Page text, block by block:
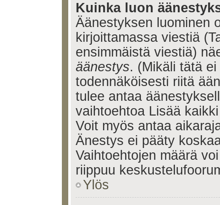
Kuinka luon
Äänestyksen luominen
kirjoittamassa viestiä
ensimmäistä viestiä)
äänestys. (Mikäli tätä
todennäköisesti riitä
tulee antaa
vaihtoehtoa Lisää
Voit myös antaa
Änestys ei pääty
Vaihtoehtojen määrä
riippuu
Ylös